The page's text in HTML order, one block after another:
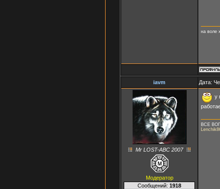
на воле
iavm Дата:
Mr LOST-ABC 2007
Модератор
Сообщений: 1918
у
ВСЕ